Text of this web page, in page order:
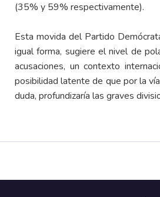
(35% y 59% respectivamente).
Esta movida del Partido
igual forma, sugiere el nivel de
acusaciones, un contexto
posibilidad latente de que por la
duda, profundizaría las graves